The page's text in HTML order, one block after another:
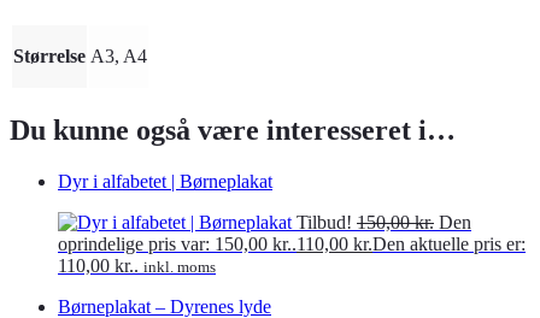
Størrelse A3, A4
Du kunne også være interesseret i…
Dyr i alfabetet | Børneplakat
Tilbud! 150,00kr. Den
oprindelige pris var: 150,00 kr..110,00 kr.Den aktuelle pris er:
110,00 kr.. inkl. moms
Børneplakat – Dyrenes lyde